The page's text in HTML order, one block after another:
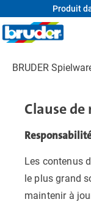
Produit
BRUDER
Clause
Les contenus
le plus grand
maintenir à